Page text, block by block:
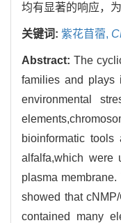
均有显著的响应，
关键词: 紫花苜蓿,
Abstract: The
families and plays
environmental
bioinformatic
alfalfa,which were
plasma
showed that
contained many